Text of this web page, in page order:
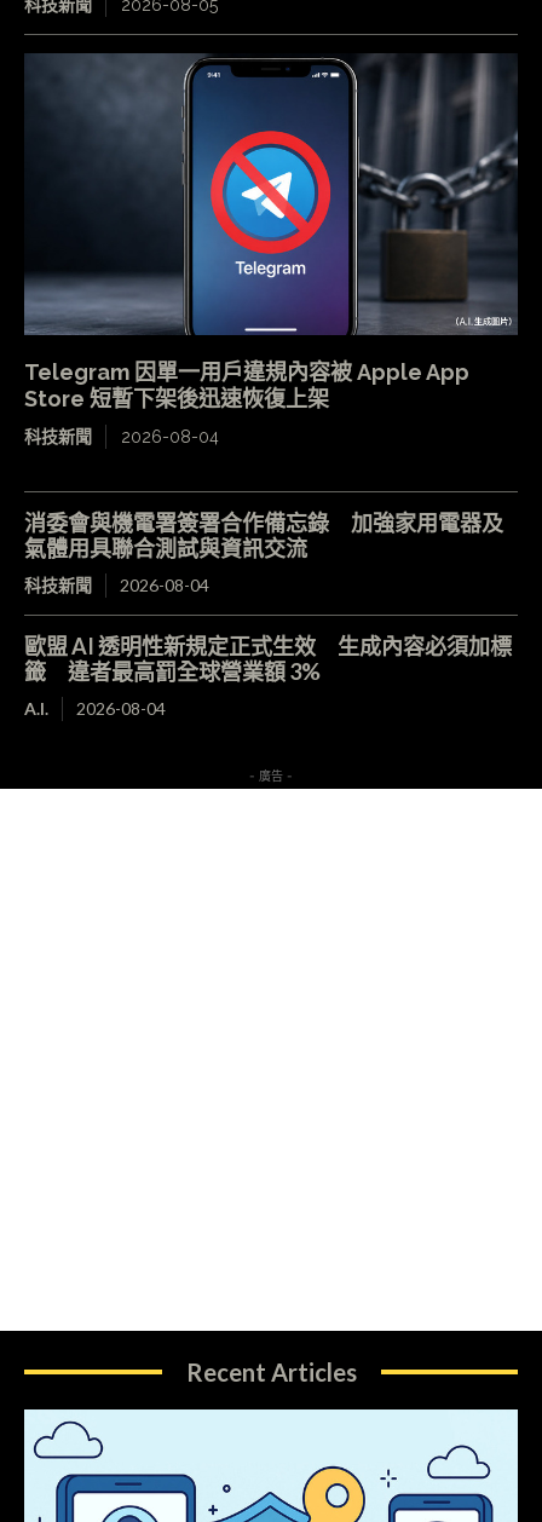
科技新聞 2026-08-05
Telegram 因單一用戶違規內容被 Apple App
Store 短暫下架後迅速恢復上架
科技新聞 2026-08-04
消委會與機電署簽署合作備忘錄 加強家用電器及
氣體用具聯合測試與資訊交流
科技新聞 2026-08-04
歐盟 AI 透明性新規定正式生效 生成內容必須加標
籤 違者最高罰全球營業額 3%
A.I. 2026-08-04
- 廣告 -
Recent Articles